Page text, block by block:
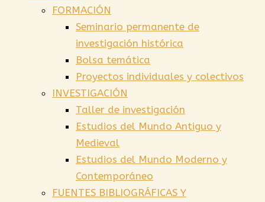
FORMACIÓN
Seminario permanente de
investigación histórica
Bolsa temática
Proyectos individuales y colectivos
INVESTIGACIÓN
Taller de investigación
Estudios del Mundo Antiguo y
Medieval
Estudios del Mundo Moderno y
Contemporáneo
FUENTES BIBLIOGRÁFICAS Y